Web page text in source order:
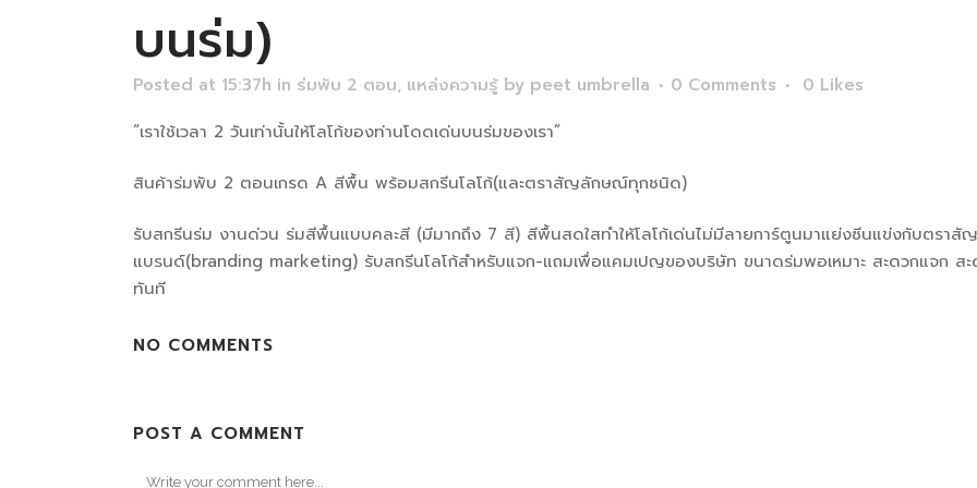
บนร่ม)
Posted at 15:37h in ร่มพับ 2 ตอน, แหล่งความรู้ by peet umbrella 0 Comments 0 Likes
“เราใช้เวลา 2 วันเท่านั้นให้โลโก้ของท่านโดดเด่นบนร่มของเรา”
สินค้าร่มพับ 2 ตอนเกรด A สีพื้น พร้อมสกรีนโลโก้(และตราสัญลักษณ์ทุกชนิด)
รับสกรีนร่ม งานด่วน ร่มสีพื้นแบบคละสี (มีมากถึง 7 สี) สีพื้นสดใสทำให้โลโก้เด่นไม่มีลายการ์ตูนมาแย่งซีนแข่งกับตราสั
แบรนด์(branding marketing) รับสกรีนโลโก้สำหรับแจก-แถมเพื่อแคมเปญของบริษัท ขนาดร่มพอเหมาะ สะดวกแจก
ทันที
NO COMMENTS
POST A COMMENT